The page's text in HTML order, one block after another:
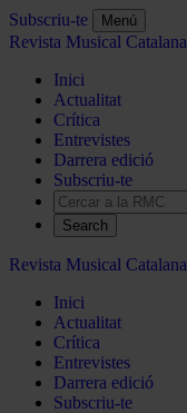
Subscriu-te Menú
Revista Musical Catalana
Inici
Actualitat
Crítica
Entrevistes
Darrera edició
Subscriu-te
Search
Revista Musical Catalana
Inici
Actualitat
Crítica
Entrevistes
Darrera edició
Subscriu-te